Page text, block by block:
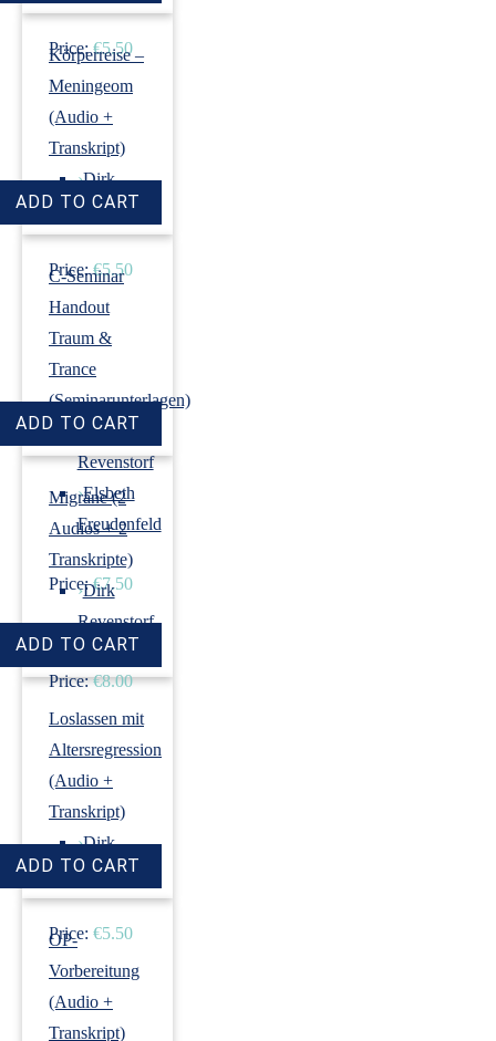
Price: €5.50
Körperreise –
Meningeom
(Audio +
Transkript)
›Dirk
Revenstorf
Price: €5.50
C-Seminar
Handout
Traum &
Trance
(Seminarunterlagen)
›Dirk
Revenstorf
›Elsbeth
Freudenfeld
Price: €7.50
Migräne (2
Audios + 2
Transkripte)
›Dirk
Revenstorf
Price: €8.00
Loslassen mit
Altersregression
(Audio +
Transkript)
›Dirk
Revenstorf
Price: €5.50
OP-
Vorbereitung
(Audio +
Transkript)